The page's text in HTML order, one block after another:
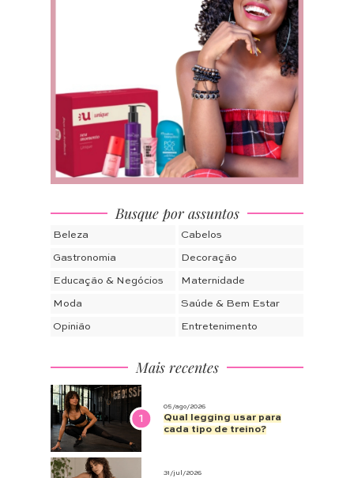
Busque por assuntos
Beleza Cabelos
Gastronomia Decoração
Educação & Negócios Maternidade
Moda Saúde & Bem Estar
Opinião Entretenimento
Mais recentes
1
05/ago/2026
Qual legging usar para
cada tipo de treino?
31/jul/2026